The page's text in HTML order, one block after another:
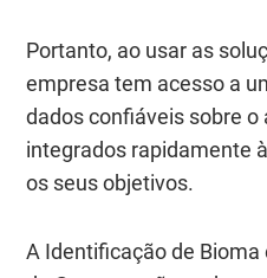
Portanto, ao usar as
empresa tem acesso a
dados confiáveis sobre o
integrados rapidamente
os seus objetivos.
A Identificação de Bioma